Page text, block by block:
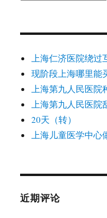
上海仁济医院绕过
现阶段上海哪里能
上海第九人民医院
上海第九人民医院
20天（转）
上海儿童医学中心
近期评论